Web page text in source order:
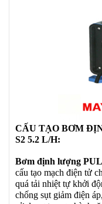
CẤU TẠO BƠM
S2 5.2 L/H:
Bơm định lượng
cấu tạo mạch điện tử
quá tải nhiệt tự khởi
chống sụt giảm điện